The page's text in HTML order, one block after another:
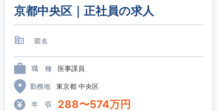
京都中央区｜正社員の求人
匿名
職 種 医事課員
勤務地 東京都 中央区
年 収 288〜574万円